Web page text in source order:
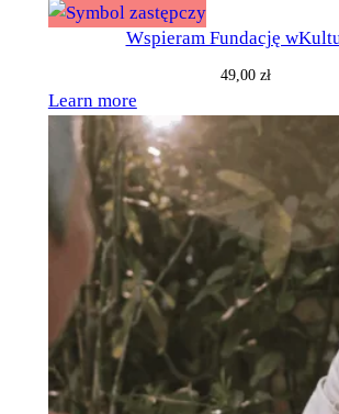
Wspieram Fundację
49,00 zł
Learn more